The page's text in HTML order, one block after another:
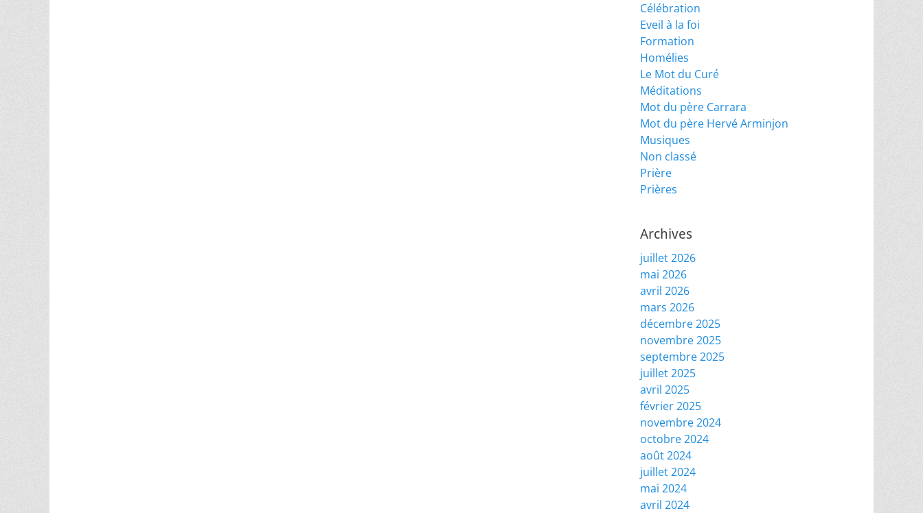
Célébration
Eveil à la foi
Formation
Homélies
Le Mot du Curé
Méditations
Mot du père Carrara
Mot du père Hervé Arminjon
Musiques
Non classé
Prière
Prières
Archives
juillet 2026
mai 2026
avril 2026
mars 2026
décembre 2025
novembre 2025
septembre 2025
juillet 2025
avril 2025
février 2025
novembre 2024
octobre 2024
août 2024
juillet 2024
mai 2024
avril 2024